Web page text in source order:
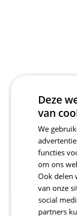
Deze
van
We
functies
om ons
Ook delen
van onze
social
partners